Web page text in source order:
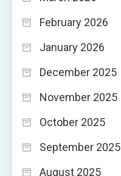
February 2026
January 2026
December 2025
November 2025
October 2025
September 2025
August 2025